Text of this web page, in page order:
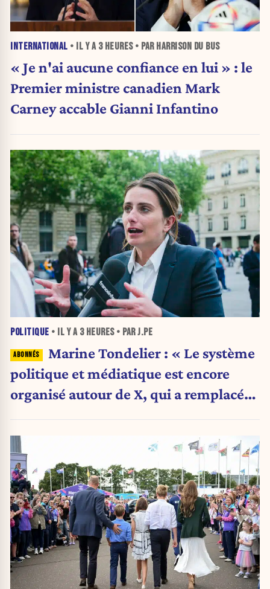
INTERNATIONAL • IL Y A 3 HEURES• PAR HARRISON DU BUS
« Je n'ai aucune confiance en lui » : le
Premier ministre canadien Mark
Carney accable Gianni Infantino
POLITIQUE • IL Y A 3 HEURES• PAR J.PE
Marine Tondelier : « Le système
politique et médiatique est encore
organisé autour de X, qui a remplacé